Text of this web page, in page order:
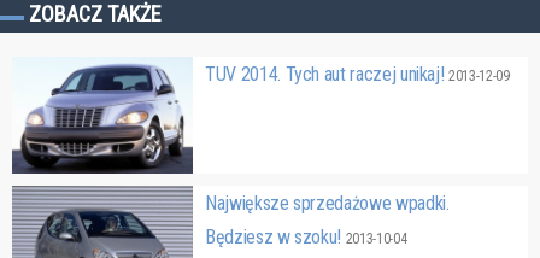
ZOBACZ TAKŻE
TUV 2014. Tych aut raczej unikaj!2013-12-09
Największe sprzedażowe wpadki.
Będziesz w szoku! 2013-10-04